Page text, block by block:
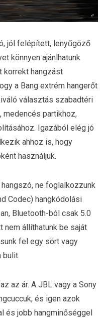
jól felépített, lenyűgöző
könnyen ajánlhatunk
korrekt hangzást
a Bang extrém hangerőt
választás szabadtéri
medencés partikhoz,
Igazából elég jó
ahhoz is, hogy
használjuk.
ne foglalkozzunk
Codec) hangkódolási
Bluetooth-ból csak 5.0
nem állíthatunk be saját
fel egy sört vagy
bulit.
az ár. A JBL vagy a Sony
és igen azok
és jobb hangminőséggel